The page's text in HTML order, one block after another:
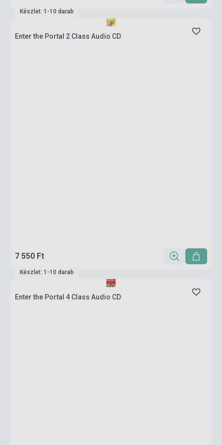
Készlet: 1-10 darab
Enter the Portal 2 Class Audio CD
7 550 Ft
Készlet: 1-10 darab
Enter the Portal 4 Class Audio CD